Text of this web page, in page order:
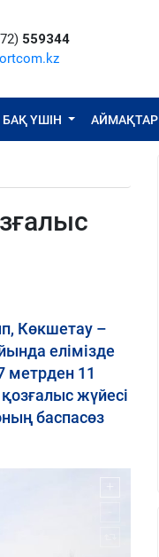
559344
БАҚ ҮШІН АЙМАҚТАР
Көкшетау –
елімізде
метрден 11
жүйесі
баспасөз